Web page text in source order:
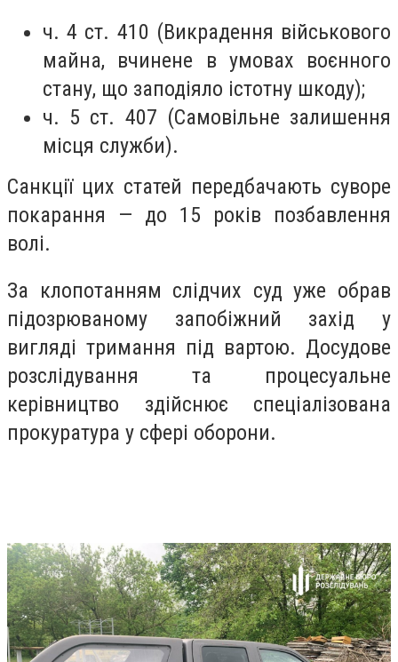
ч. 4 ст. 410 (Викрадення військового
майна, вчинене в умовах воєнного
стану, що заподіяло істотну шкоду);
ч. 5 ст. 407 (Самовільне залишення
місця служби).
Санкції цих статей передбачають суворе
покарання — до 15 років позбавлення
волі.
За клопотанням слідчих суд уже обрав
підозрюваному запобіжний захід у
вигляді тримання під вартою. Досудове
розслідування та процесуальне
керівництво здійснює спеціалізована
прокуратура у сфері оборони.